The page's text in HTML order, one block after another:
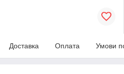
Доставка Оплата Умови